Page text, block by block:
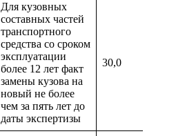
Для кузовных
составных частей
транспортного
средства со сроком
эксплуатации
более 12 лет факт
замены кузова на
новый не более
чем за пять лет до
даты экспертизы
30,0